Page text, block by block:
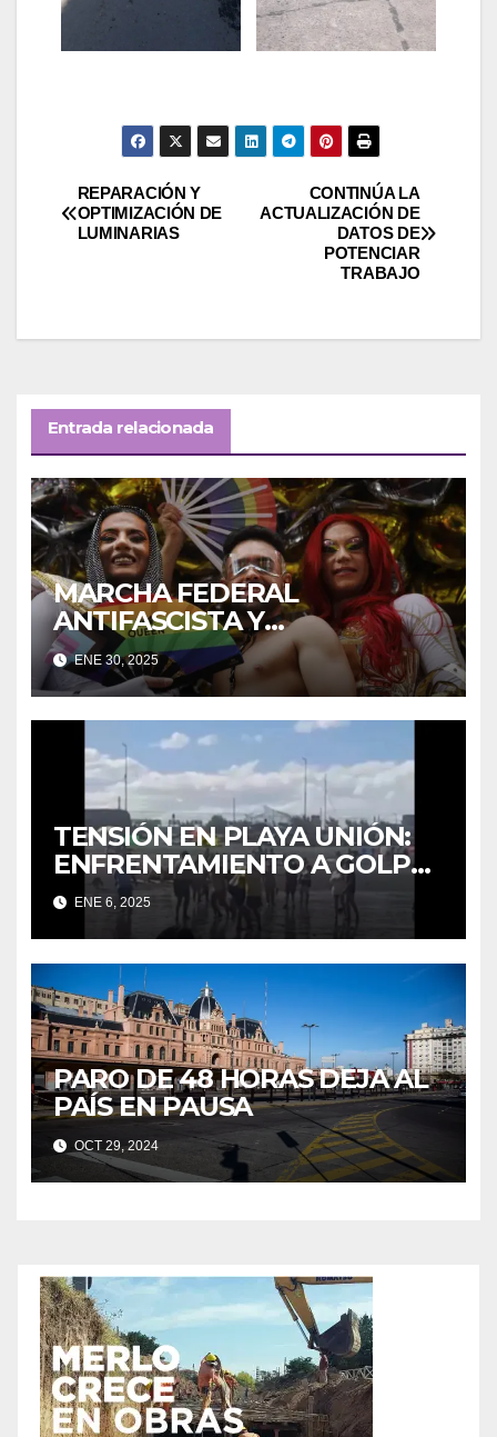
Navegación
de
CONTINÚA LA
ACTUALIZACIÓN DE
DATOS DE
POTENCIAR
TRABAJO
REPARACIÓN Y
OPTIMIZACIÓN DE
LUMINARIAS
Entrada relacionada
MARCHA FEDERAL
ANTIFASCISTA Y
ANTIRRACISTA
ENE 30, 2025
TENSIÓN EN PLAYA UNIÓN:
ENFRENTAMIENTO A GOLPES
ENTRE UN TURISTA Y
GUARDAVIDAS
ENE 6, 2025
PARO DE 48 HORAS DEJA AL
PAÍS EN PAUSA
OCT 29, 2024